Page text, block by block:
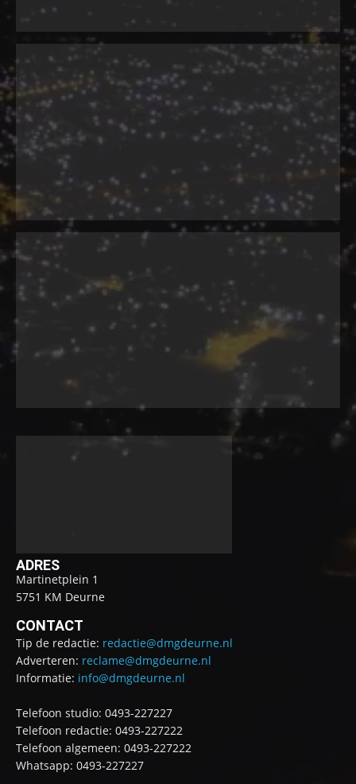
ADRES
Martinetplein 1
5751 KM Deurne
CONTACT
Tip de redactie: redactie@dmgdeurne.nl
Adverteren: reclame@dmgdeurne.nl
Informatie: info@dmgdeurne.nl
Telefoon studio: 0493-227227
Telefoon redactie: 0493-227222
Telefoon algemeen: 0493-227222
Whatsapp: 0493-227227